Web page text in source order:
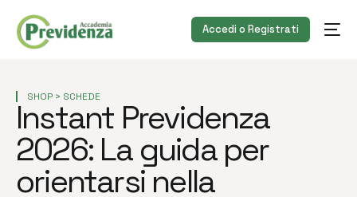
Accedi o Registrati
SHOP > SCHEDE
Instant Previdenza
2026: La guida per
orientarsi nella